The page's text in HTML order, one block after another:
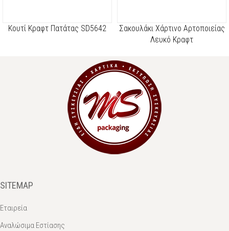
Κουτί Κραφτ Πατάτας SD5642
Σακουλάκι Χάρτινο Αρτοποιείας
Λευκό Κραφτ
SITEMAP
Εταιρεία
Αναλώσιμα Εστίασης